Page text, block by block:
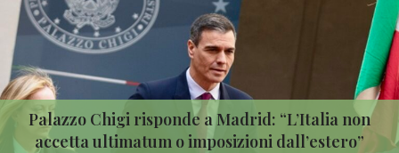
Palazzo Chigi risponde a Madrid: “L’Italia non
accetta ultimatum o imposizioni dall’estero”